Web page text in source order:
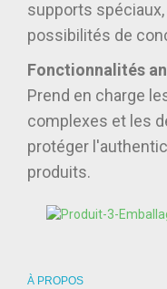
supports
possibilités de
Fonctionnalités
Prend en charge
complexes et les
protéger
produits.
À PROPOS